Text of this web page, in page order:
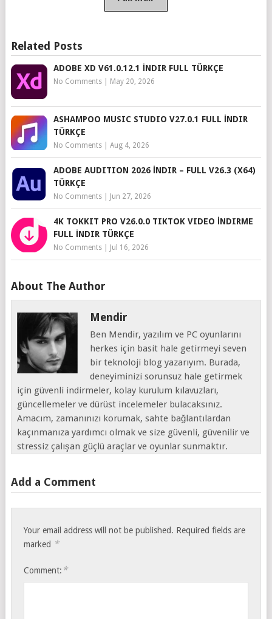
Related Posts
ADOBE XD V61.0.12.1 İNDIR FULL TÜRKÇE
No Comments| May 20, 2026
ASHAMPOO MUSIC STUDIO V27.0.1 FULL İNDIR
TÜRKÇE
No Comments| Aug 4, 2026
ADOBE AUDITION 2026 İNDIR – FULL V26.3 (X64)
TÜRKÇE
No Comments| Jun 27, 2026
4K TOKKIT PRO V26.0.0 TIKTOK VIDEO İNDIRME
FULL İNDIR TÜRKÇE
No Comments| Jul 16, 2026
About The Author
Mendir
Ben Mendir, yazılım ve PC oyunlarını
herkes için basit hale getirmeyi seven
bir teknoloji blog yazarıyım. Burada,
deneyiminizi sorunsuz hale getirmek
için güvenli indirmeler, kolay kurulum kılavuzları,
güncellemeler ve dürüst incelemeler bulacaksınız.
Amacım, zamanınızı korumak, sahte bağlantılardan
kaçınmanıza yardımcı olmak ve size güvenli, güvenilir ve
stressiz çalışan güçlü araçlar ve oyunlar sunmaktır.
Add a Comment
Your email address will not be published. Required fields are
marked *
Comment: *